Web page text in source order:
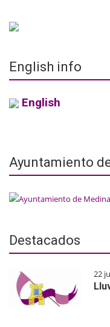
English info
English
Ayuntamiento
Destacados
22